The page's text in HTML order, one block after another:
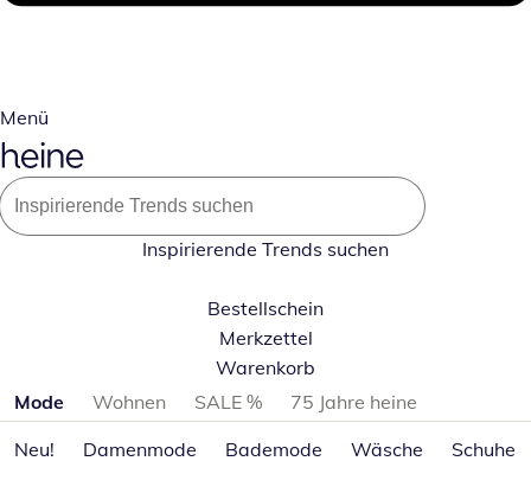
Menü
Inspirierende Trends suchen
Bestellschein
Merkzettel
Warenkorb
Produktkategorien überspringen
Mode Wohnen SALE %
75 Jahre heine
Neu!
Damenmode Bademode Wäsche Schuhe